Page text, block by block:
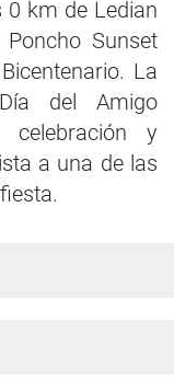
0 km de Ledian
Sunset
La
del Amigo
y
a una de las